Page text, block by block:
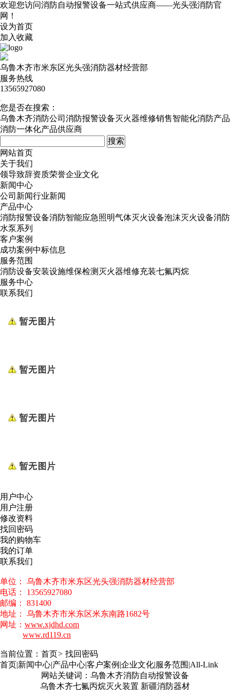
欢迎您访问消防自动报警设备一站式供应商——光头强消防官
网！
设为首页
加入收藏
乌鲁木齐市米东区光头强消防器材经营部
服务热线
13565927080
您是否在搜索：
乌鲁木齐消防公司 消防报警设备灭火器维修销售智能化消防产品
消防一体化产品供应商
网站首页
关于我们
领导致辞资质荣誉企业文化
新闻中心
公司新闻行业新闻
产品中心
消防报警设备消防智能应急照明气体灭火设备泡沫灭火设备消防
水泵系列
客户案例
成功案例中标信息
服务范围
消防设备安装设施维保检测 灭火器维修充装七氟丙烷
服务中心
联系我们
用户中心
用户注册
修改资料
找回密码
我的购物车
我的订单
联系我们
单位： 乌鲁木齐市米东区光头强消防器材经营部
电话： 13565927080
邮编： 831400
地址： 乌鲁木齐市米东区米东南路1682号
网址： www.xjdhd.com
www.rd119.cn
当前位置： 首页> 找回密码
首页|新闻中心|产品中心|客户案例 |企业文化|服务范围 |All-Link
网站关键词：乌鲁木齐消防自动报警设备
乌鲁木齐七氟丙烷灭火装置 新疆消防器材